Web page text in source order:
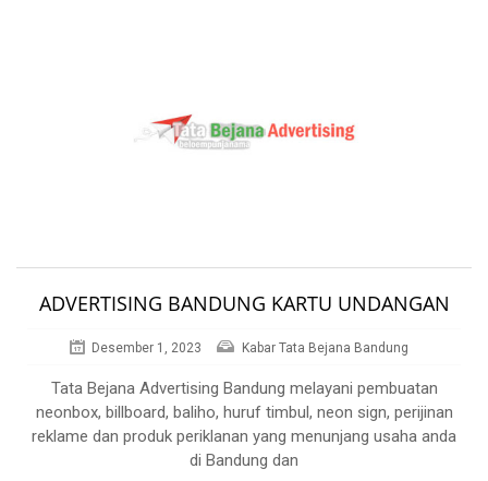
ADVERTISING BANDUNG KARTU UNDANGAN
Desember 1, 2023 Kabar Tata Bejana Bandung
Tata Bejana Advertising Bandung melayani pembuatan
neonbox, billboard, baliho, huruf timbul, neon sign, perijinan
reklame dan produk periklanan yang menunjang usaha anda
di Bandung dan